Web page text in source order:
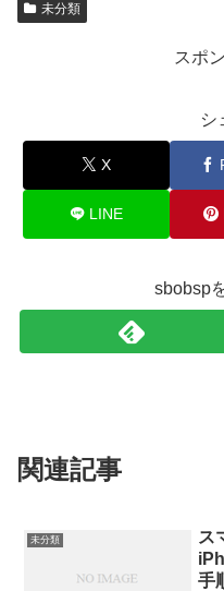
未分類
スポ
シ
X
LINE
sbobsp
関連記事
未分類
ス
手